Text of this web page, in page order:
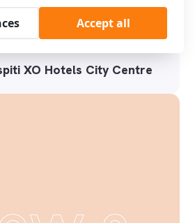
XO Hotels City Centre
Accept all